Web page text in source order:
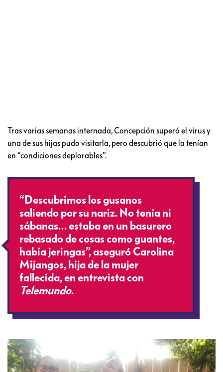
Tras varias semanas internada, Concepción superó el virus y
una de sus hijas pudo visitarla, pero descubrió que la tenían
en “condiciones deplorables”.
“Descubrimos los gusanos
saliendo por su nariz. No tenía ni
sábanas… estaba en un basurero
rebasado de cosas como guantes,
había jeringas”, aseguró Carolina
Mijangos, hija de la mujer
fallecida, en entrevista con
Telemundo.